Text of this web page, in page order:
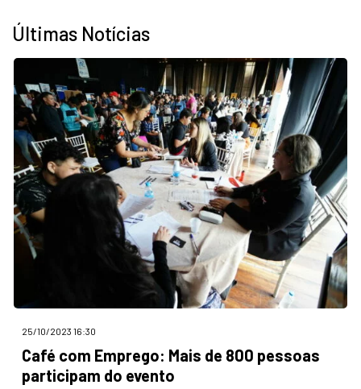
Últimas Notícias
25/10/2023 16:30
Café com Emprego: Mais de 800 pessoas
participam do evento